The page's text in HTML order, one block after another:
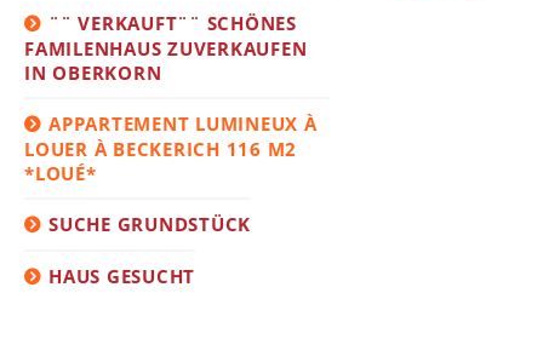
¨¨ VERKAUFT¨¨ SCHÖNES
FAMILENHAUS ZUVERKAUFEN
IN OBERKORN
APPARTEMENT LUMINEUX À
LOUER À BECKERICH 116 M2
*LOUÉ*
SUCHE GRUNDSTÜCK
HAUS GESUCHT